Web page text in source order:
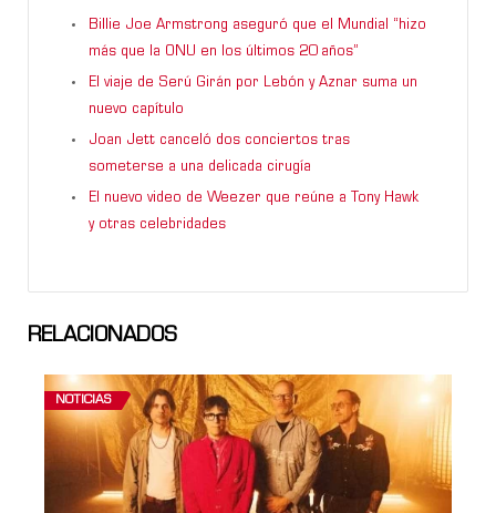
Billie Joe Armstrong aseguró que el Mundial “hizo
más que la ONU en los últimos 20 años”
El viaje de Serú Girán por Lebón y Aznar suma un
nuevo capítulo
Joan Jett canceló dos conciertos tras
someterse a una delicada cirugía
El nuevo video de Weezer que reúne a Tony Hawk
y otras celebridades
RELACIONADOS
NOTICIAS